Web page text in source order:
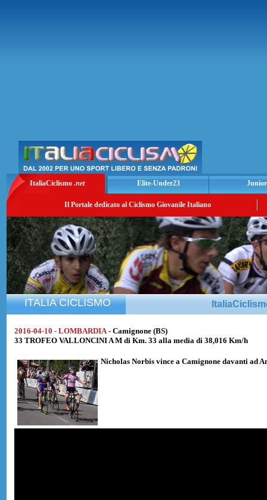
ItaliaCiclismo .net Elite-Under23
Il Portale dedicato al Ciclismo Giovanile Italiano
ITALIA CICLISMO
2016-04-10 - LOMBARDIA - Camignone (BS)
33 TROFEO VALLONCINI A M di Km. 33 alla media di 38,016 Km/h
Nicholas Norbis vince a Camignone davanti ad